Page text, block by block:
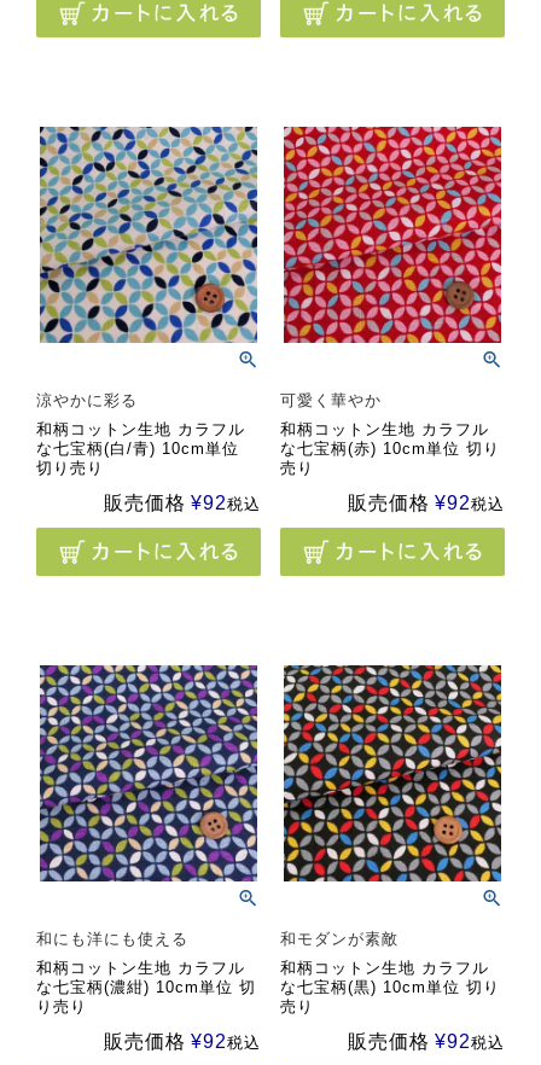
涼やかに彩る
和柄コットン生地 カラフル
な七宝柄(白/青) 10cm単位
切り売り
販売価格 ¥92税込
可愛く華やか
和柄コットン生地 カラフル
な七宝柄(赤) 10cm単位 切り
売り
販売価格 ¥92税込
和にも洋にも使える
和柄コットン生地 カラフル
な七宝柄(濃紺) 10cm単位 切
り売り
販売価格 ¥92税込
和モダンが素敵
和柄コットン生地 カラフル
な七宝柄(黒) 10cm単位 切り
売り
販売価格 ¥92税込